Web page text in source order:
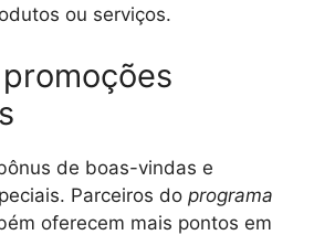
ou serviços.
de boas-vindas e
Parceiros do programa
oferecem mais pontos em